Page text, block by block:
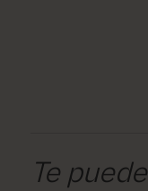
Te puede